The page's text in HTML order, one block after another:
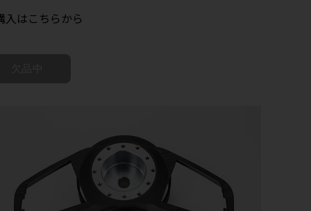
入はこちらから